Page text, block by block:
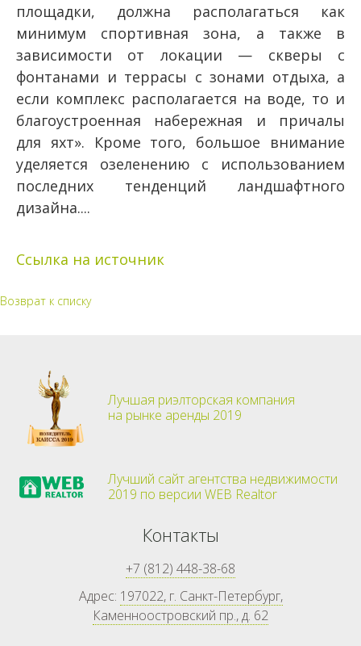
площадки, должна располагаться как
минимум спортивная зона, а также в
зависимости от локации — скверы с
фонтанами и террасы с зонами отдыха, а
если комплекс располагается на воде, то и
благоустроенная набережная и причалы
для яхт». Кроме того, большое внимание
уделяется озеленению с использованием
последних тенденций ландшафтного
дизайна....
Ссылка на источник
Возврат к списку
Лучшая риэлторская компания
на рынке аренды 2019
Лучший сайт агентства недвижимости
2019 по версии WEB Realtor
Контакты
+7 (812) 448-38-68
Адрес: 197022, г. Санкт-Петербург,
Каменноостровский пр., д. 62